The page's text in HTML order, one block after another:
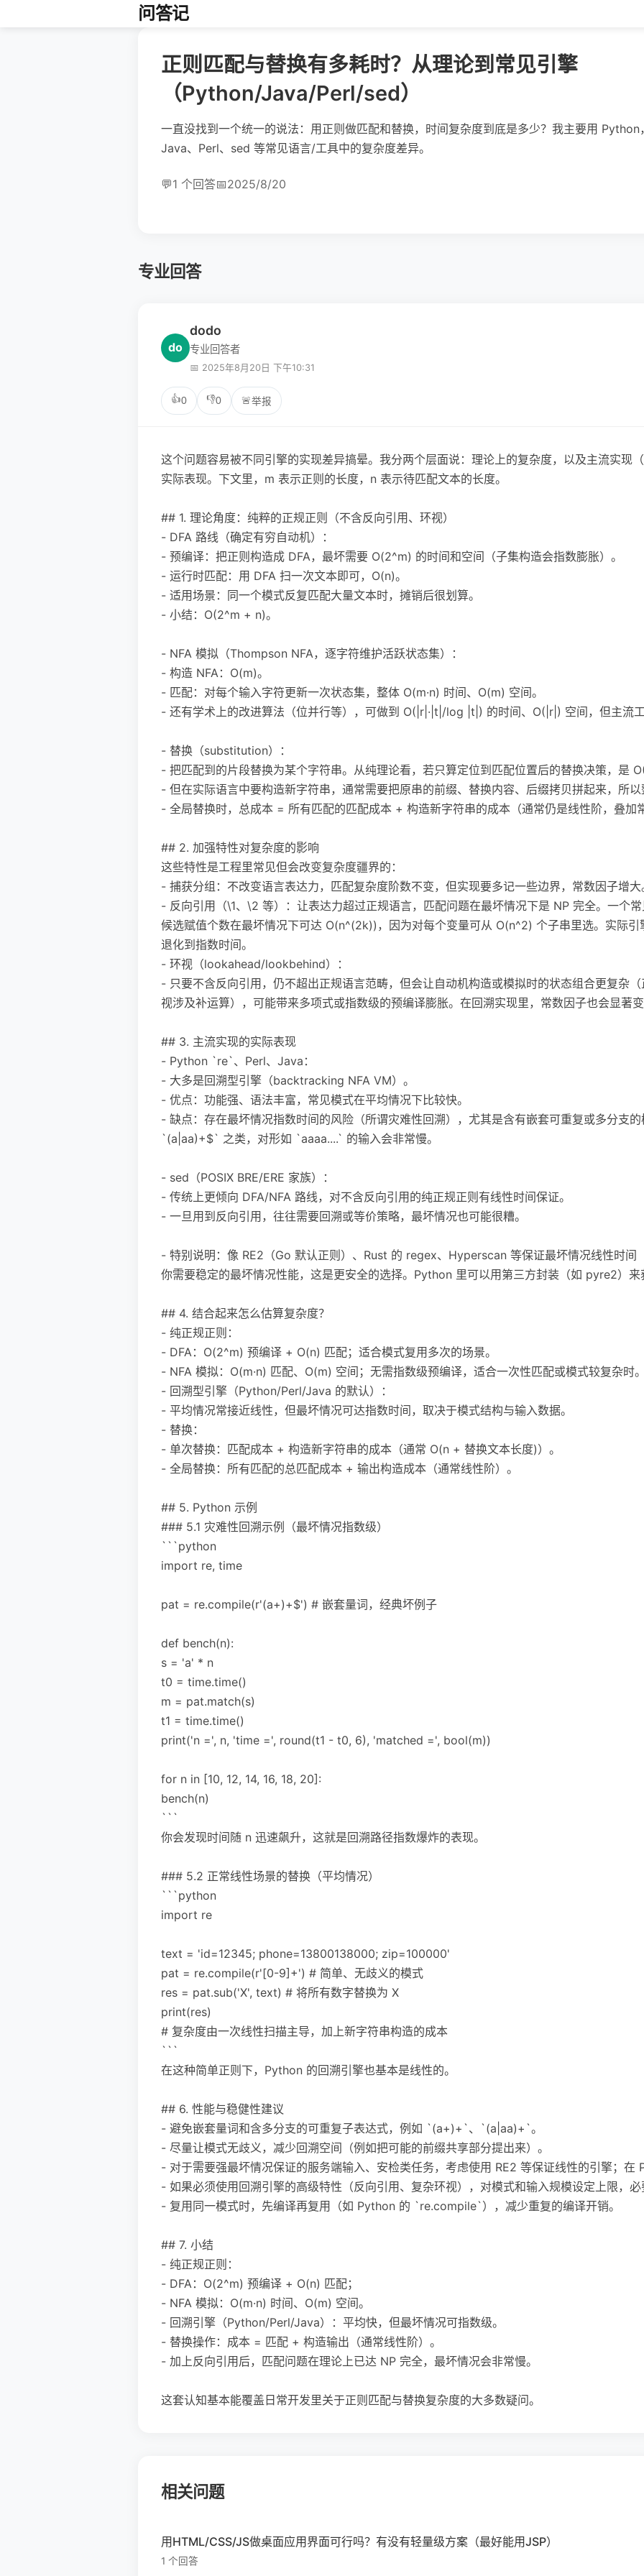
问答记
正则匹配与替换有多耗时？从理论到常见引擎
（Python/Java/Perl/sed）
一直没找到一个统一的说法：用正则做匹配和替换，时间复杂度到底是多少？我主要用
Java、Perl、sed 等常见语言/工具中的复杂度差异。
💬1 个回答📅2025/8/20
专业回答
do
dodo
专业回答者
📅 2025年8月20日 下午10:31
👍0 👎0 🚨举报
这个问题容易被不同引擎的实现差异搞晕。我分两个层面说：理论上的复杂度，以及主流实
实际表现。下文里，m 表示正则的长度，n 表示待匹配文本的长度。
## 1. 理论角度：纯粹的正规正则（不含反向引用、环视）
- DFA 路线（确定有穷自动机）：
- 预编译：把正则构造成 DFA，最坏需要 O(2^m) 的时间和空间（子集构造会指数膨胀）。
- 运行时匹配：用 DFA 扫一次文本即可，O(n)。
- 适用场景：同一个模式反复匹配大量文本时，摊销后很划算。
- 小结：O(2^m + n)。
- NFA 模拟（Thompson NFA，逐字符维护活跃状态集）：
- 构造 NFA：O(m)。
- 匹配：对每个输入字符更新一次状态集，整体 O(m·n) 时间、O(m) 空间。
- 还有学术上的改进算法（位并行等），可做到 O(|r|·|t|/log |t|) 的时间、O(|r|) 空间，但主流
- 替换（substitution）：
- 把匹配到的片段替换为某个字符串。从纯理论看，若只算定位到匹配位置后的替换决策，是
- 但在实际语言中要构造新字符串，通常需要把原串的前缀、替换内容、后缀拷贝拼起来，所
- 全局替换时，总成本 = 所有匹配的匹配成本 + 构造新字符串的成本（通常仍是线性阶，叠加
## 2. 加强特性对复杂度的影响
这些特性是工程里常见但会改变复杂度疆界的：
- 捕获分组：不改变语言表达力，匹配复杂度阶数不变，但实现要多记一些边界，常数因子增大
- 反向引用（\1、\2 等）：让表达力超过正规语言，匹配问题在最坏情况下是 NP 完全。一个
候选赋值个数在最坏情况下可达 O(n^(2k))，因为对每个变量可从 O(n^2) 个子串里选。实际
退化到指数时间。
- 环视（lookahead/lookbehind）：
- 只要不含反向引用，仍不超出正规语言范畴，但会让自动机构造或模拟时的状态组合更复杂
视涉及补运算），可能带来多项式或指数级的预编译膨胀。在回溯实现里，常数因子也会显著
## 3. 主流实现的实际表现
- Python `re`、Perl、Java：
- 大多是回溯型引擎（backtracking NFA VM）。
- 优点：功能强、语法丰富，常见模式在平均情况下比较快。
- 缺点：存在最坏情况指数时间的风险（所谓灾难性回溯），尤其是含有嵌套可重复或多分支
`(a|aa)+$` 之类，对形如 `aaaa....` 的输入会非常慢。
- sed（POSIX BRE/ERE 家族）：
- 传统上更倾向 DFA/NFA 路线，对不含反向引用的纯正规正则有线性时间保证。
- 一旦用到反向引用，往往需要回溯或等价策略，最坏情况也可能很糟。
- 特别说明：像 RE2（Go 默认正则）、Rust 的 regex、Hyperscan 等保证最坏情况线性时间
你需要稳定的最坏情况性能，这是更安全的选择。Python 里可以用第三方封装（如 pyre2）来
## 4. 结合起来怎么估算复杂度？
- 纯正规正则：
- DFA：O(2^m) 预编译 + O(n) 匹配；适合模式复用多次的场景。
- NFA 模拟：O(m·n) 匹配、O(m) 空间；无需指数级预编译，适合一次性匹配或模式较复杂时
- 回溯型引擎（Python/Perl/Java 的默认）：
- 平均情况常接近线性，但最坏情况可达指数时间，取决于模式结构与输入数据。
- 替换：
- 单次替换：匹配成本 + 构造新字符串的成本（通常 O(n + 替换文本长度)）。
- 全局替换：所有匹配的总匹配成本 + 输出构造成本（通常线性阶）。
## 5. Python 示例
### 5.1 灾难性回溯示例（最坏情况指数级）
```python
import re, time
pat = re.compile(r'(a+)+$') # 嵌套量词，经典坏例子
def bench(n):
s = 'a' * n
t0 = time.time()
m = pat.match(s)
t1 = time.time()
print('n =', n, 'time =', round(t1 - t0, 6), 'matched =', bool(m))
for n in [10, 12, 14, 16, 18, 20]:
bench(n)
```
你会发现时间随 n 迅速飙升，这就是回溯路径指数爆炸的表现。
### 5.2 正常线性场景的替换（平均情况）
```python
import re
text = 'id=12345; phone=13800138000; zip=100000'
pat = re.compile(r'[0-9]+') # 简单、无歧义的模式
res = pat.sub('X', text) # 将所有数字替换为 X
print(res)
# 复杂度由一次线性扫描主导，加上新字符串构造的成本
```
在这种简单正则下，Python 的回溯引擎也基本是线性的。
## 6. 性能与稳健性建议
- 避免嵌套量词和含多分支的可重复子表达式，例如 `(a+)+`、`(a|aa)+`。
- 尽量让模式无歧义，减少回溯空间（例如把可能的前缀共享部分提出来）。
- 对于需要强最坏情况保证的服务端输入、安检类任务，考虑使用 RE2 等保证线性的引擎；在
- 如果必须使用回溯引擎的高级特性（反向引用、复杂环视），对模式和输入规模设定上限，
- 复用同一模式时，先编译再复用（如 Python 的 `re.compile`），减少重复的编译开销。
## 7. 小结
- 纯正规正则：
- DFA：O(2^m) 预编译 + O(n) 匹配；
- NFA 模拟：O(m·n) 时间、O(m) 空间。
- 回溯引擎（Python/Perl/Java）：平均快，但最坏情况可指数级。
- 替换操作：成本 = 匹配 + 构造输出（通常线性阶）。
- 加上反向引用后，匹配问题在理论上已达 NP 完全，最坏情况会非常慢。
这套认知基本能覆盖日常开发里关于正则匹配与替换复杂度的大多数疑问。
相关问题
用HTML/CSS/JS做桌面应用界面可行吗？有没有轻量级方案（最好能用JSP）
1 个回答